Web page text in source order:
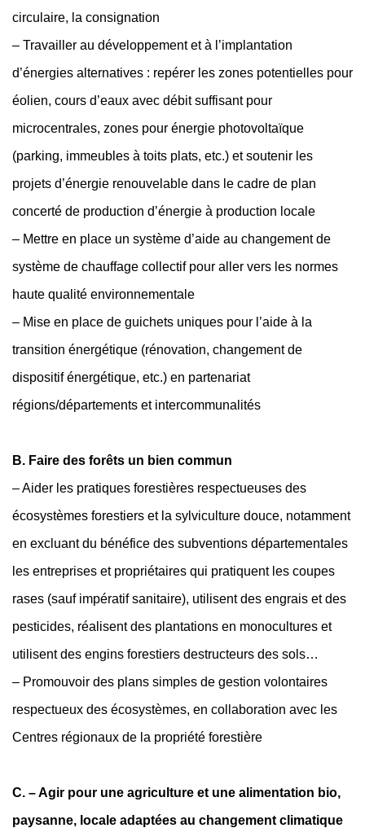
circulaire, la consignation
– Travailler au développement et à l’implantation
d’énergies alternatives : repérer les zones potentielles pour
éolien, cours d’eaux avec débit suffisant pour
microcentrales, zones pour énergie photovoltaïque
(parking, immeubles à toits plats, etc.) et soutenir les
projets d’énergie renouvelable dans le cadre de plan
concerté de production d’énergie à production locale
– Mettre en place un système d’aide au changement de
système de chauffage collectif pour aller vers les normes
haute qualité environnementale
– Mise en place de guichets uniques pour l’aide à la
transition énergétique (rénovation, changement de
dispositif énergétique, etc.) en partenariat
régions/départements et intercommunalités
B. Faire des forêts un bien commun
– Aider les pratiques forestières respectueuses des
écosystèmes forestiers et la sylviculture douce, notamment
en excluant du bénéfice des subventions départementales
les entreprises et propriétaires qui pratiquent les coupes
rases (sauf impératif sanitaire), utilisent des engrais et des
pesticides, réalisent des plantations en monocultures et
utilisent des engins forestiers destructeurs des sols…
– Promouvoir des plans simples de gestion volontaires
respectueux des écosystèmes, en collaboration avec les
Centres régionaux de la propriété forestière
C. – Agir pour une agriculture et une alimentation bio,
paysanne, locale adaptées au changement climatique